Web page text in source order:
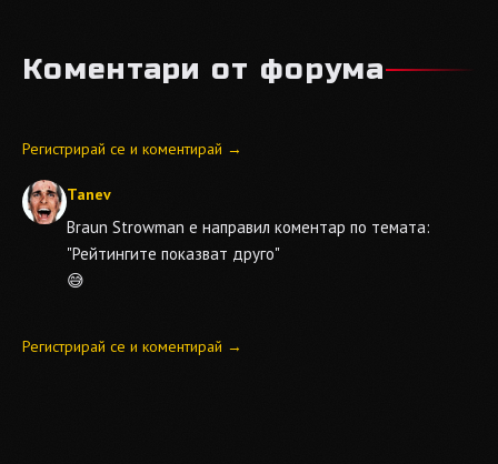
Коментари от форума
Регистрирай се и коментирай →
Tanev
Braun Strowman е направил коментар по темата:
"Рейтингите показват друго"
😅
Регистрирай се и коментирай →